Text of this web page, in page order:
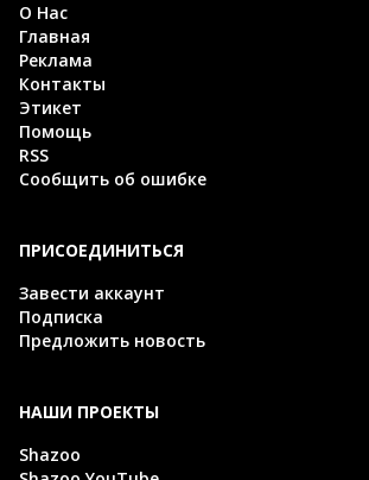
О Нас
Главная
Реклама
Контакты
Этикет
Помощь
RSS
Сообщить об ошибке
ПРИСОЕДИНИТЬСЯ
Завести аккаунт
Подписка
Предложить новость
НАШИ ПРОЕКТЫ
Shazoo